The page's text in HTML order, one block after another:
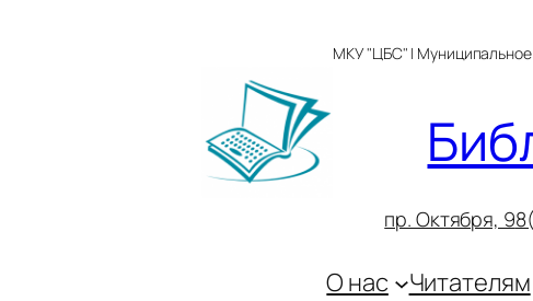
МКУ "ЦБС" | Муниципальное
пр. Октября, 9
О нас Читателям